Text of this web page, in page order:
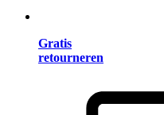
Gratis
retourneren